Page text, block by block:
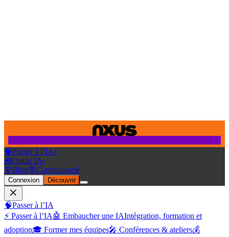
🧠Passer à l’IA›
🧰Outils IA›
🔭Blog💬Communauté
Connexion Découvrir
🧠Passer à l’IA
⚡ Passer à l’IA 🤖 Embaucher une IAIntégration, formation et
adoption🎓 Former mes équipes🎤 Conférences & ateliers💰